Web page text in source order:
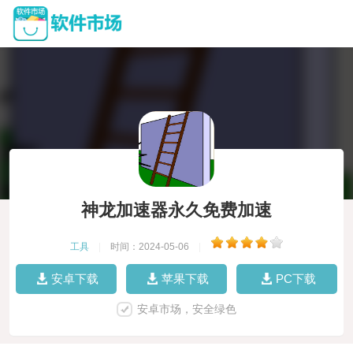
神龙加速器永久免费加速
工具 时间：2024-05-06
安卓下载 苹果下载 PC下载
安卓市场，安全绿色